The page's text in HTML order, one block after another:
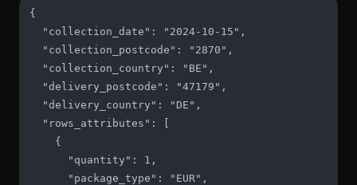
{
  "collection_date": "2024-10-15",
  "collection_postcode": "2870",
  "collection_country": "BE",
  "delivery_postcode": "47179",
  "delivery_country": "DE",
  "rows_attributes": [
    {
      "quantity": 1,
      "package_type": "EUR",